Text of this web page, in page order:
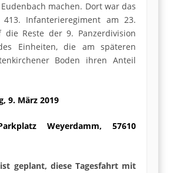
machen. Dort war das
413. Infanterieregiment am 23.
die Reste der 9. Panzerdivision
Einheiten, die am späteren
Boden ihren Anteil
9. März 2019
Weyerdamm, 57610
ist geplant, diese Tagesfahrt mit